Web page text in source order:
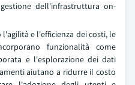
dell'infrastruttura on-
e l'efficienza dei costi, le
funzionalità come
e l'esplorazione dei dati
aiutano a ridurre il costo